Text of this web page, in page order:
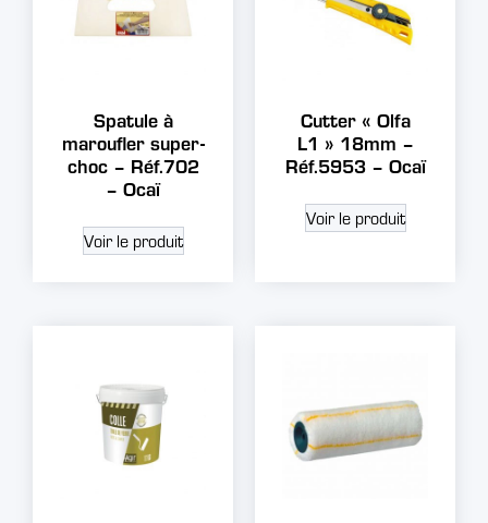
Spatule à
maroufler super-
choc – Réf.702
– Ocaï
Voir le produit
Cutter « Olfa
L1 » 18mm –
Réf.5953 – Ocaï
Voir le produit